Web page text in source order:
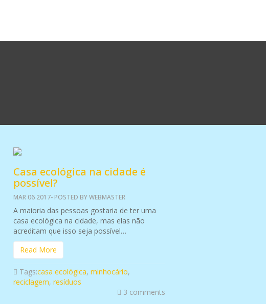
Casa ecológica na cidade é
possível?
MAR 06 2017- POSTED BY WEBMASTER
A maioria das pessoas gostaria de ter uma
casa ecológica na cidade, mas elas não
acreditam que isso seja possível…
Read More
Tags:casa ecológica, minhocário,
reciclagem, resíduos
3 comments